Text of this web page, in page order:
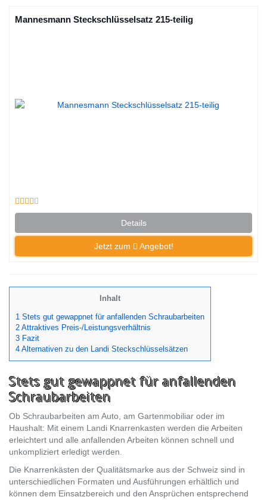
Mannesmann Steckschlüsselsatz 215-teilig
Details
Jetzt zum Angebot!
Inhalt
1 Stets gut gewappnet für anfallenden Schraubarbeiten
2 Attraktives Preis-/Leistungsverhältnis
3 Fazit
4 Alternativen zu den Landi Steckschlüsselsätzen
Stets gut gewappnet für anfallenden
Schraubarbeiten
Ob Schraubarbeiten am Auto, am Gartenmobiliar oder im
Haushalt: Mit einem Landi Knarrenkasten werden die Arbeiten
erleichtert und alle anfallenden Arbeiten können schnell und
unkompliziert erledigt werden.
Die Knarrenkästen der Qualitätsmarke aus der Schweiz sind in
unterschiedlichen Formaten und Ausführungen erhältlich und
können dem Einsatzbereich und den Ansprüchen entsprechend